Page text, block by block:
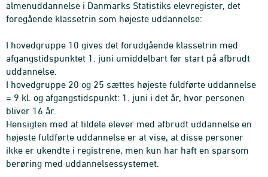
almenuddannelse i Danmarks Statistiks elevregister, det
foregående klassetrin som højeste uddannelse:
I hovedgruppe 10 gives det forudgående klassetrin med
afgangstidspunktet 1. juni umiddelbart før start på afbrudt
uddannelse.
I hovedgruppe 20 og 25 sættes højeste fuldførte uddannelse
= 9 kl. og afgangstidspunkt: 1. juni i det år, hvor personen
bliver 16 år.
Hensigten med at tildele elever med afbrudt uddannelse en
højeste fuldførte uddannelse er at vise, at disse personer
ikke er ukendte i registrene, men kun har haft en sparsom
berøring med uddannelsessystemet.